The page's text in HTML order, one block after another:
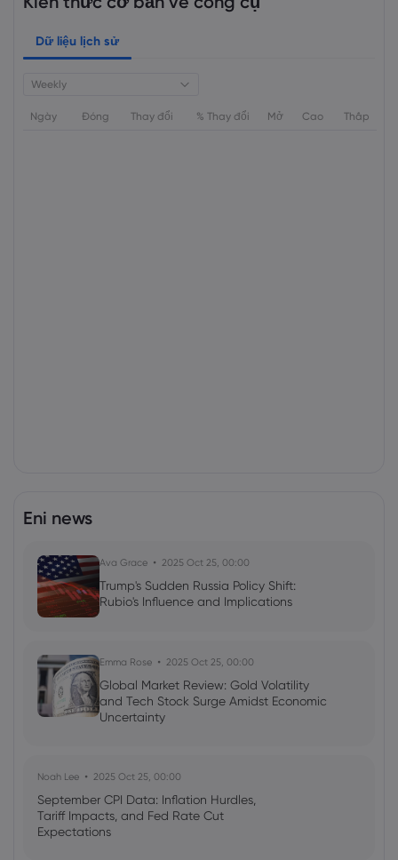
Dữ liệu lịch sử
Weekly
Ngày Đóng Thay đổi % Thay đổi Mở Cao Thấp
Eni news
Ava Grace 2025 Oct 25, 00:00
Trump's Sudden Russia Policy Shift:
Rubio's Influence and Implications
Emma Rose 2025 Oct 25, 00:00
Global Market Review: Gold Volatility
and Tech Stock Surge Amidst Economic
Uncertainty
Noah Lee 2025 Oct 25, 00:00
September CPI Data: Inflation Hurdles,
Tariff Impacts, and Fed Rate Cut
Expectations